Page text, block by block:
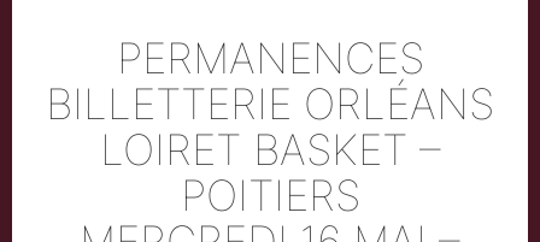
PERMANENCES
BILLETTERIE ORLÉANS
LOIRET BASKET –
POITIERS